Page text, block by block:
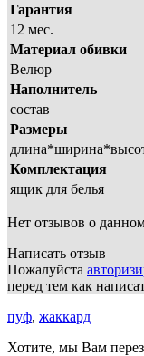
Гарантия
12 мес.
Материал обивки
Велюр
Наполнитель
состав
Размеры
Комплектация
ящик для белья
Нет отзывов о
Написать отзыв
Пожалуйста
перед тем как
пуф, жаккард
Хотите, мы Вам